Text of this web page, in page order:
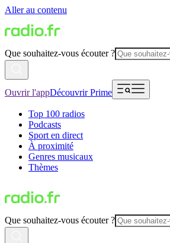
Aller au contenu
Que souhaitez-vous écouter ?
Ouvrir l'appDécouvrir Prime
Top 100 radios
Podcasts
Sport en direct
À proximité
Genres musicaux
Thèmes
Que souhaitez-vous écouter ?